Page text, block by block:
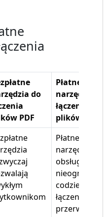
do
PDF
Płatne
narzędzia do
łączenia
plików PDF
Płatne
narzędzia
obsługują
codzienne
łączenia bez
przerw w